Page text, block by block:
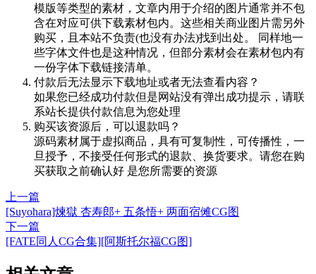
模版等类型的素材，文章内用于介绍的图片通常并不包
含在对应可供下载素材包内。这些相关商业图片需另外
购买，且本站不负责(也没有办法)找到出处。 同样地一
些字体文件也是这种情况，但部分素材会在素材包内有
一份字体下载链接清单。
付款后无法显示下载地址或者无法查看内容？
如果您已经成功付款但是网站没有弹出成功提示，请联
系站长提供付款信息为您处理
购买该资源后，可以退款吗？
源码素材属于虚拟商品，具有可复制性，可传播性，一
旦授予，不接受任何形式的退款、换货要求。请您在购
买获取之前确认好 是您所需要的资源
上一篇
[Suyohara]煉獄 杏寿郎+ 五条悟+ 两面宿傩CG图
下一篇
[FATE同人CG合集][阿斯托尔福CG图]